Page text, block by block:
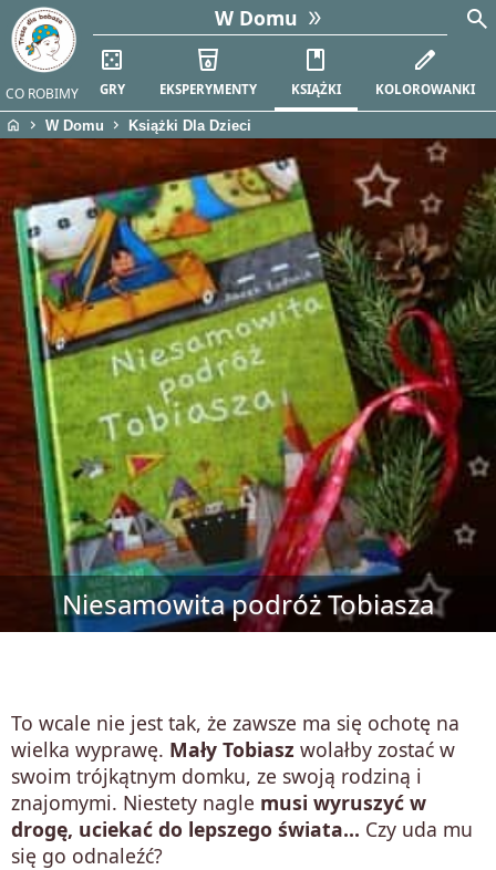
CO ROBIMY
W Domu
casino
GRY
local_drink
EKSPERYMENTY
book
KSIĄŻKI
edit
KOLOROWANKI
search
home chevron_right W Domu chevron_right Książki Dla Dzieci
Niesamowita podróż Tobiasza
To wcale nie jest tak, że zawsze ma się ochotę na
wielka wyprawę. Mały Tobiasz wolałby zostać w
swoim trójkątnym domku, ze swoją rodziną i
znajomymi. Niestety nagle musi wyruszyć w
drogę, uciekać do lepszego świata... Czy uda mu
się go odnaleźć?